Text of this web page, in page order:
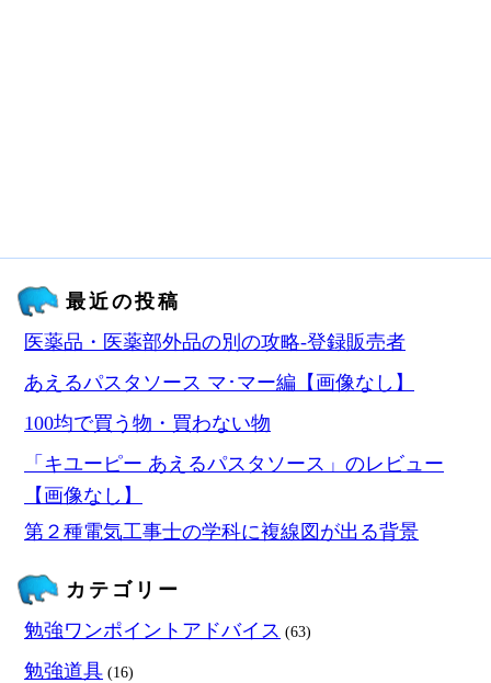
最近の投稿
医薬品・医薬部外品の別の攻略‐登録販売者
あえるパスタソース マ･マー編【画像なし】
100均で買う物・買わない物
「キユーピー あえるパスタソース」のレビュー
【画像なし】
第２種電気工事士の学科に複線図が出る背景
カテゴリー
勉強ワンポイントアドバイス (63)
勉強道具 (16)